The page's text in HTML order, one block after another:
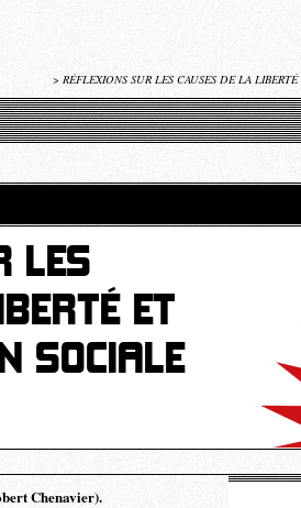
> RÉFLEXIONS SUR LES CAUSES DE LA
LES
ET
SOCIALE
Chenavier).